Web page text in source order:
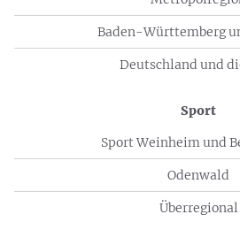
Baden-Württemberg
Deutschland und
Sport
Sport Weinheim und
Odenwald
Überregional